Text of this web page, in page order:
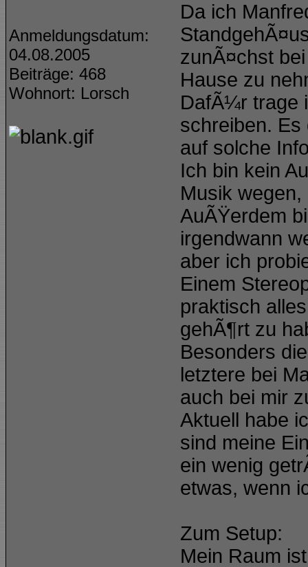
Anmeldungsdatum:
04.08.2005
Beiträge: 468
Wohnort: Lorsch
Da ich
zunÃ¤chst
Hause zu
DafÃ¼r trage
schreiben. Es
auf solche
Ich bin kein
Musik
AuÃŸerdem
irgendwann
aber ich
Einem
praktisch
gehÃ¶rt zu
Besonders
letztere bei
auch bei mir
Aktuell habe
sind meine
ein wenig
etwas, wenn
Zum Setup:
Mein Raum